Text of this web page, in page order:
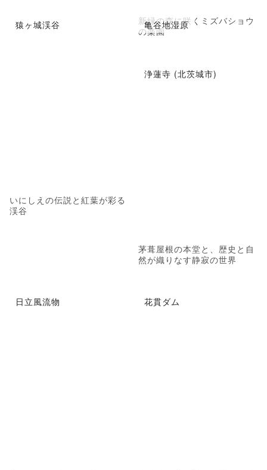
猿ヶ城渓谷
いにしえの伝説と紅葉が彩る
渓谷
亀谷地湿原
新緑の森に咲くミズバショウ
の楽園
浄蓮寺 (北茨城市)
茅葺屋根の本堂と、歴史と自
然が織りなす静寂の世界
日立風流物 花貫ダム